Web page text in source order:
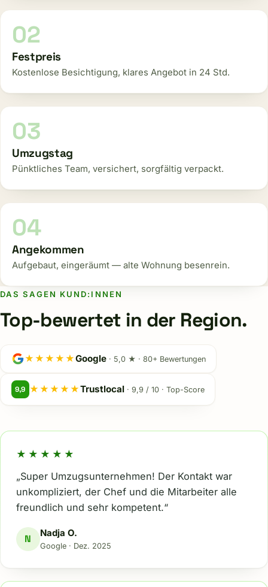
Festpreis
Kostenlose Besichtigung, klares Angebot in 24 Std.
Umzugstag
Pünktliches Team, versichert, sorgfältig verpackt.
Angekommen
Aufgebaut, eingeräumt — alte Wohnung besenrein.
DAS SAGEN KUND:INNEN
Top-bewertet in der Region.
★★★★★Google · 5,0 ★ · 80+ Bewertungen
9,9 ★★★★★Trustlocal · 9,9 / 10 · Top-Score
★★★★★
„Super Umzugsunternehmen! Der Kontakt war
unkompliziert, der Chef und die Mitarbeiter alle
freundlich und sehr kompetent.“
N Nadja O.
Google · Dez. 2025